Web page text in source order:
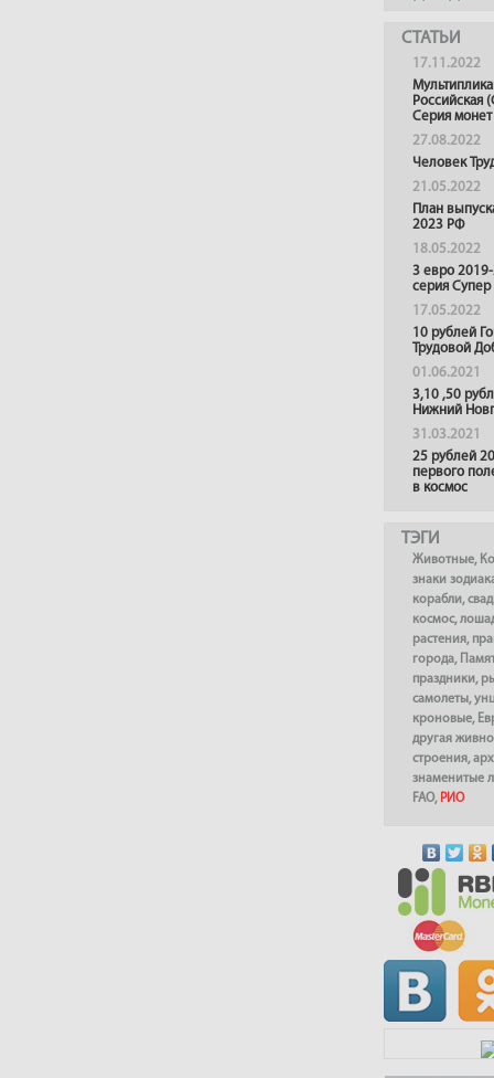
СТАТЬИ
17.11.2022
Российская
Серия монет
27.08.2022
Человек
21.05.2022
План
2023 РФ
18.05.2022
3 евро
серия
17.05.2022
10 рублей
Трудовой
01.06.2021
3,10 ,50
Нижний
31.03.2021
25 рублей
первого
в космос
ТЭГИ
Животные,
знаки
корабли,
космос,
растения,
города,
праздники,
самолеты,
кроновые,
другая
строения,
знаменитые
FAO, РИО